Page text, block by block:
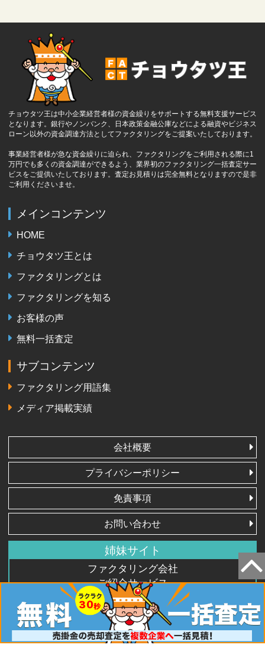
チョウタツ王は中小企業経営者様の資金繰りをサポートする無料支援サービス
となります。銀行やノンバンク、日本政策金融公庫などによる融資やビジネス
ローン以外の資金調達方法としてファクタリングをご提案いたしております。
事業経営者様が急な資金繰りに迫られ、ファクタリングをご利用される際に1
万円でも多くの資金調達ができるよう、業界初のファクタリング一括査定サー
ビスをご提供いたしております。査定お見積りは完全無料となりますので是非
ご利用くださいませ。
メインコンテンツ
HOME
チョウタツ王とは
ファクタリングとは
ファクタリングを知る
お客様の声
無料一括査定
サブコンテンツ
ファクタリング用語集
メディア掲載実績
会社概要
プライバシーポリシー
免責事項
お問い合わせ
姉妹サイト
ファクタリング会社
ご紹介サービス
FACTY（ファクティ）